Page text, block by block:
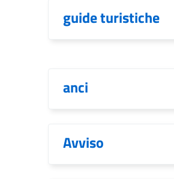
guide turistiche
anci
Avviso